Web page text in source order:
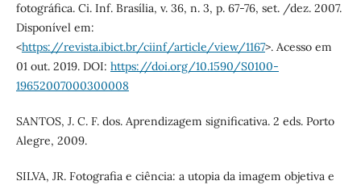
fotográfica. Ci. Inf. Brasília, v. 36, n. 3, p. 67-76, set. /dez. 2007.
Disponível em:
<https://revista.ibict.br/ciinf/article/view/1167>. Acesso em
01 out. 2019. DOI: https://doi.org/10.1590/S0100-
19652007000300008
SANTOS, J. C. F. dos. Aprendizagem significativa. 2 eds. Porto
Alegre, 2009.
SILVA, JR. Fotografia e ciência: a utopia da imagem objetiva e